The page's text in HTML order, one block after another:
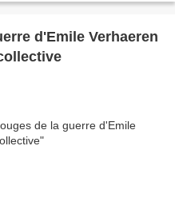
d'Emile Verhaeren